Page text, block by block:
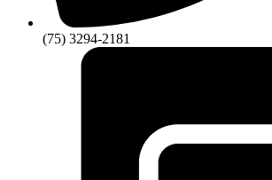
(75) 3294-2181